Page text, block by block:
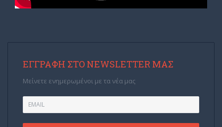
ΕΓΓΡΑΦΉ ΣΤΟ NEWSLETTER ΜΑΣ
Μείνετε ενημερωμένοι με τα νέα μας